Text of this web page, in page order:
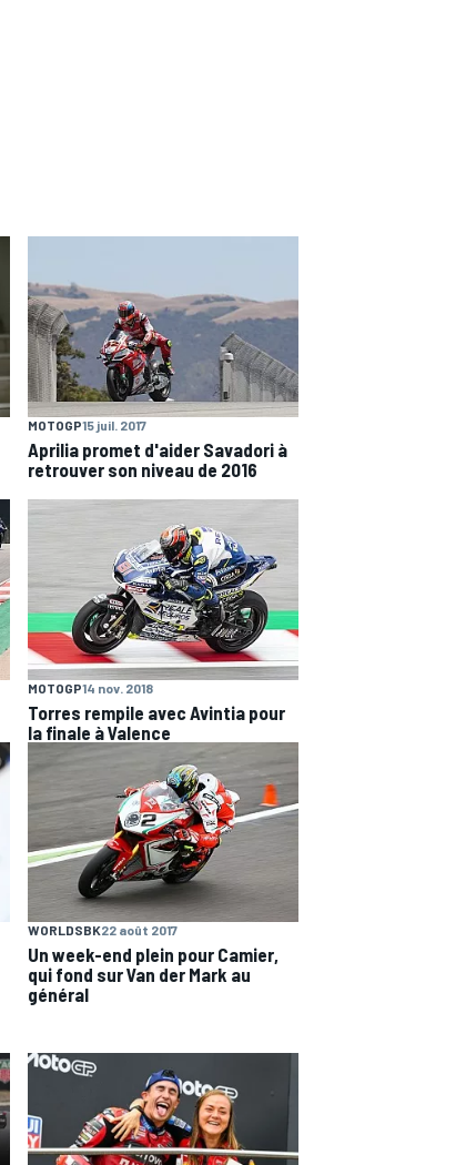
MOTOGP15 juil. 2017
Aprilia promet d'aider Savadori à
retrouver son niveau de 2016
MOTOGP14 nov. 2018
Torres rempile avec Avintia pour
la finale à Valence
WORLDSBK22 août 2017
Un week-end plein pour Camier,
qui fond sur Van der Mark au
général